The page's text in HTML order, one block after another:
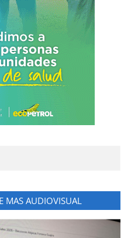
MAS AUDIOVISUAL